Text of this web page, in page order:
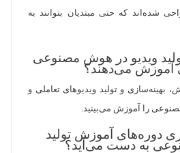
شده‌اند که حتی مبتدیان بتوانند به
ویدیو در هوش مصنوعی
آموزش می‌دهند؟
بهینه‌سازی و تولید ویدیوهای تعاملی و
را آموزش می‌بینید.
دوره‌های آموزش تولید
به دست می‌آید؟